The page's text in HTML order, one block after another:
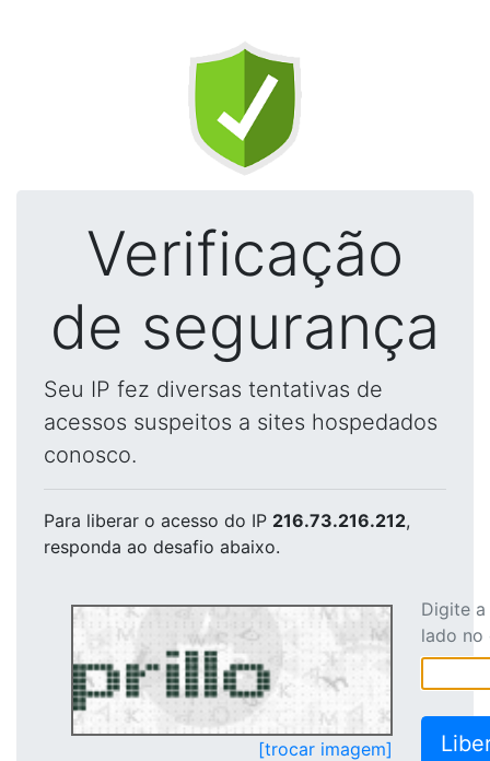
Verificação
de segurança
Seu IP fez diversas tentativas de
acessos suspeitos a sites hospedados
conosco.
Para liberar o acesso do IP 216.73.216.212,
responda ao desafio abaixo.
[trocar imagem]
Digite
lado no